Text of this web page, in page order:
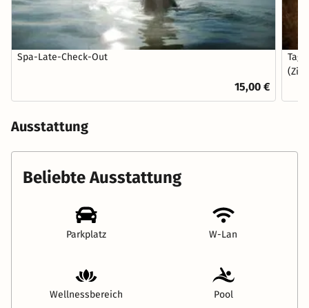
Spa-Late-Check-Out
15,00 €
Ausstattung
Beliebte Ausstattung
Parkplatz W-Lan
Wellnessbereich Pool